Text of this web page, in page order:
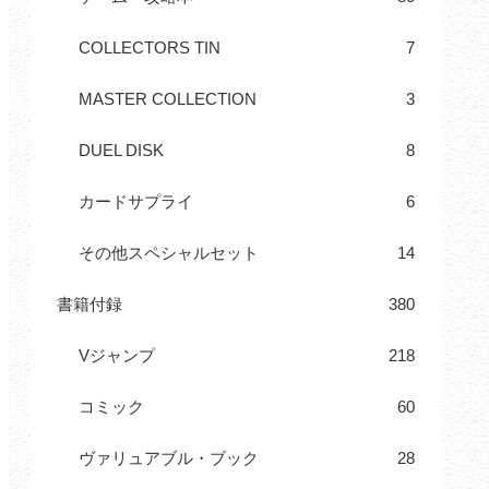
COLLECTORS TIN 7
MASTER COLLECTION 3
DUEL DISK 8
カードサプライ 6
その他スペシャルセット 14
書籍付録 380
Vジャンプ 218
コミック 60
ヴァリュアブル・ブック 28